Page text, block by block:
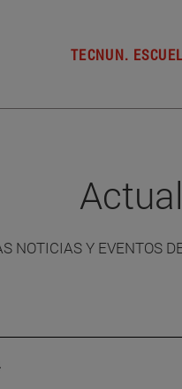
TECNUN.
NOTICIAS Y EVENTOS